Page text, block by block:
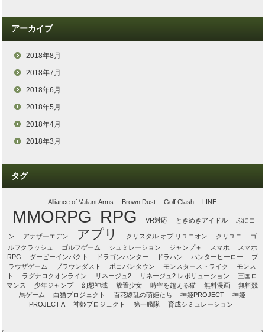
アーカイブ
2018年8月
2018年7月
2018年6月
2018年5月
2018年4月
2018年3月
タグ
Alliance of Valiant Arms Brown Dust Golf Clash LINE
MMORPG RPG VR対応 ときめきアイドル ぷにコ
ン アナザーエデン アプリ クリスタル オブ リユニオン クリユニ
ゴ
ルフクラッシュ
ゴルフゲーム シュミレーション ジャンプ＋ スマホ
スマホ
RPG
ダービーインパクト ドラゴンハンター ドラハン ハンターヒーロー
ブ
ラウザゲーム
ブラウンダスト ポコパンタウン モンスターストライク
モンス
ト
ラグナロクオンライン リネージュ2 リネージュ2 レボリューション
三国ロ
マンス
少年ジャンプ 幻想神域 放置少女 時空を超える猫 無料漫画
無料競
馬ゲーム
白猫プロジェクト 百花繚乱の萌姫たち 神姫PROJECT
神姫
PROJECT A
神姫プロジェクト 第一艦隊 育成シミュレーション